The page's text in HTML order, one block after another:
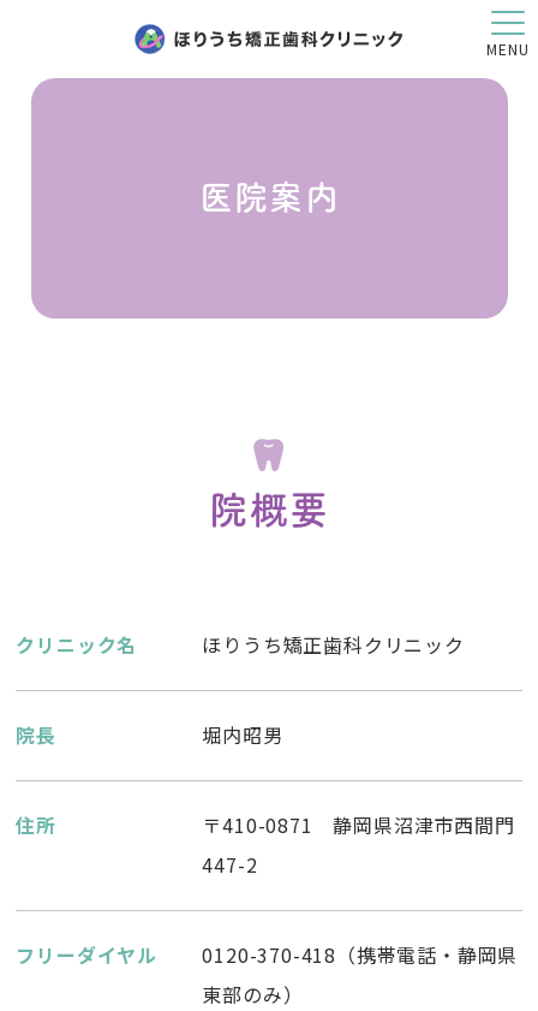
MENU
医院案内
院概要
クリニック名 ほりうち矯正歯科クリニック
院長 堀内昭男
住所
〒410-0871 静岡県沼津市西間門
447-2
フリーダイヤル
0120-370-418（携帯電話・静岡県
東部のみ）